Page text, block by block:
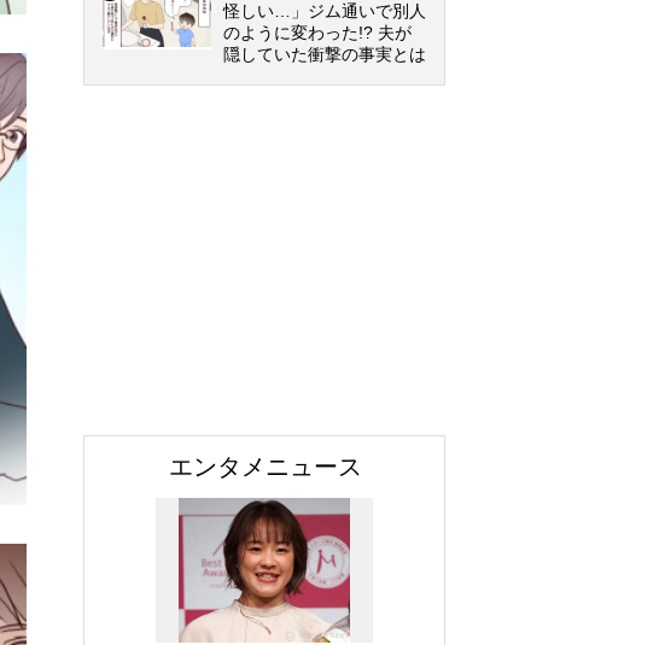
怪しい…」ジム通いで別人
のように変わった!? 夫が
隠していた衝撃の事実とは
エンタメニュース